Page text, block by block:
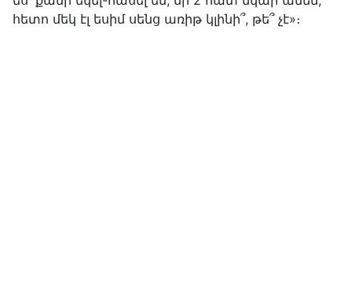
հետո մեկ էլ եսիմ սենց առիթ կլինի՞, թե՞ չէ»։